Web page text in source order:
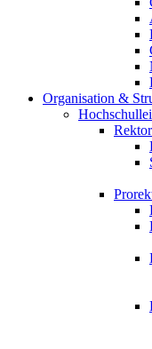
Organisation &
Rektor